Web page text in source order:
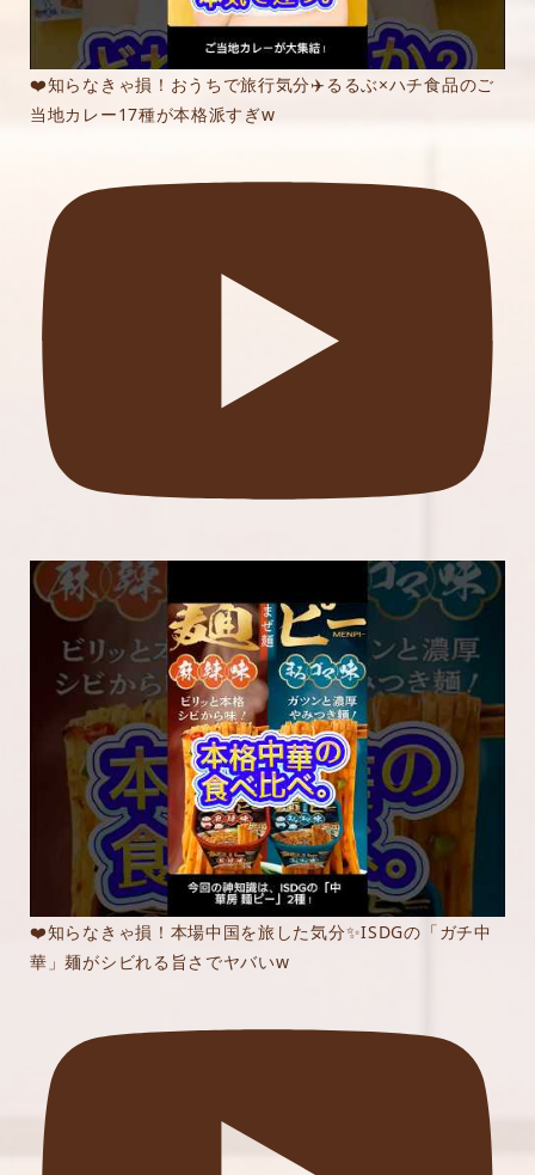
❤️知らなきゃ損！おうちで旅行気分✈️るるぶ×ハチ食品のご
当地カレー17種が本格派すぎw
❤️知らなきゃ損！本場中国を旅した気分✨ISDGの「ガチ中
華」麺がシビれる旨さでヤバいw